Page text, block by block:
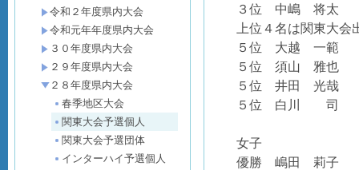
令和２年度県内大会
令和元年年度県内大会
３０年度県内大会
２９年度県内大会
２８年度県内大会
春季地区大会
関東大会予選個人
関東大会予選団体
インターハイ予選個人
３位 中嶋 将太
上位４名は関東大会
５位 大越 一範
５位 須山 雅也 （
５位 井田 光哉 （
５位 白川 司 （
女子
優勝 嶋田 莉子